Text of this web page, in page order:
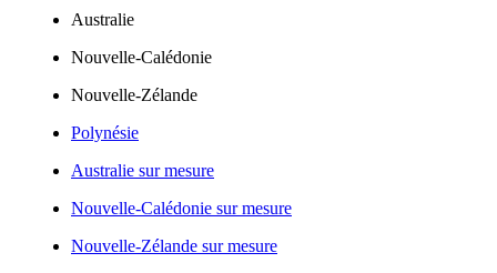
Australie
Nouvelle-Calédonie
Nouvelle-Zélande
Polynésie
Australie sur mesure
Nouvelle-Calédonie sur mesure
Nouvelle-Zélande sur mesure